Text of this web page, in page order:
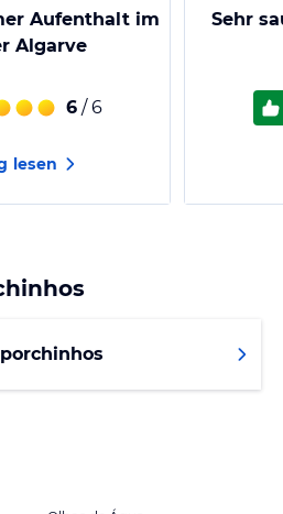
Aufenthalt im
Algarve
6 / 6
lesen
Sehr